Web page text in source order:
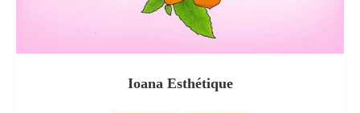
Ioana Esthétique